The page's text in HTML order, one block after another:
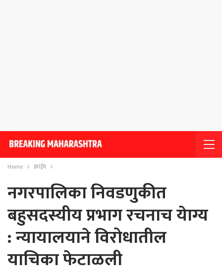
Home क्राईम
नगरपालिका निवडणुकीत
बहुसदस्यीय प्रभाग रचनाच येाग्य
: न्यायालयाने विरोधातील
याचिका फेटाळली